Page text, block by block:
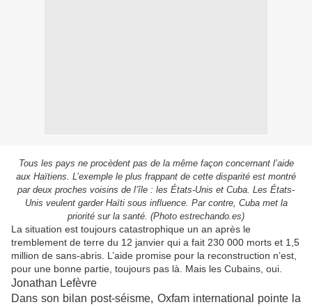
Tous les pays ne procèdent pas de la même façon concernant l’aide
aux Haïtiens. L’exemple le plus frappant de cette disparité est montré
par deux proches voisins de l’île : les États-Unis et Cuba. Les États-
Unis veulent garder Haïti sous influence. Par contre, Cuba met la
priorité sur la santé. (Photo estrechando.es)
La situation est toujours catastrophique un an après le
tremblement de terre du 12 janvier qui a fait 230 000 morts et 1,5
million de sans-abris. L’aide promise pour la reconstruction n’est,
pour une bonne partie, toujours pas là. Mais les Cubains, oui.
Jonathan Lefèvre
Dans son bilan post-séisme, Oxfam international pointe la